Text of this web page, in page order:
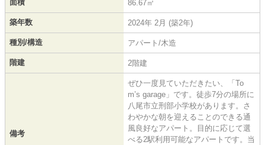
面積 86.67㎡
築年数 2024年 2月 (築2年)
種別/構造 アパート/木造
階建 2階建
備考
ぜひ一度見ていただきたい、「To
m’s garage」です。徒歩7分の場所に
八尾市立刑部小学校があります。さ
わやかな朝を迎えることのできる通
風良好なアパート。目的に応じて選
べる2駅利用可能なアパートです。当